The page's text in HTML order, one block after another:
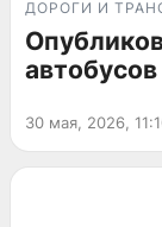
ДОРОГИ И
30 мая, 2026,